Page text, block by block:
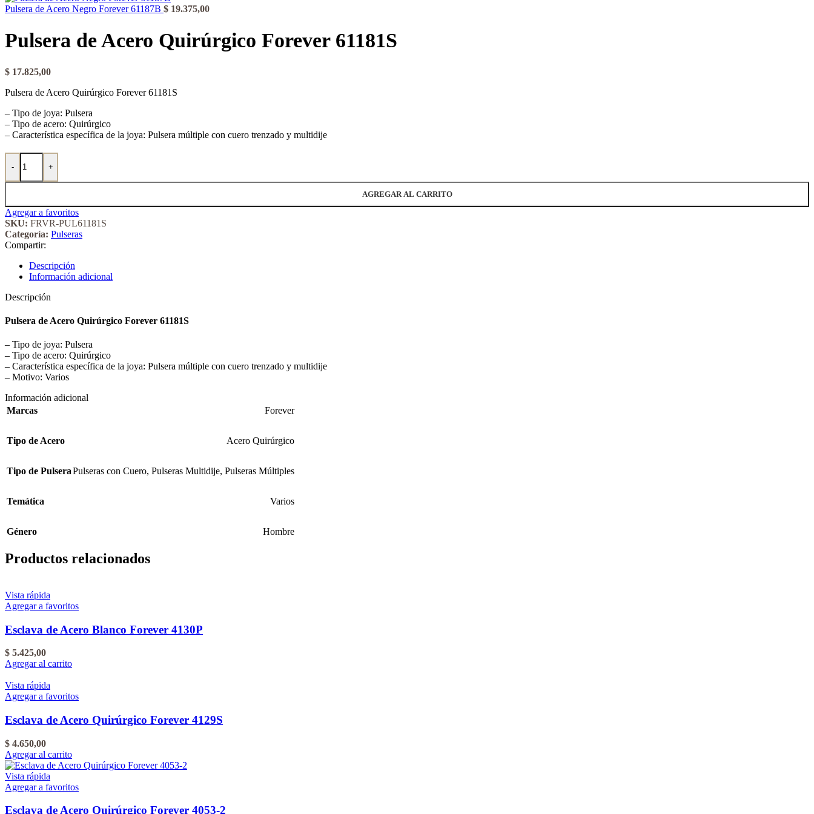
Pulsera de Acero Negro Forever 61187B $ 19.375,00
Pulsera de Acero Quirúrgico Forever 61181S
$ 17.825,00
Pulsera de Acero Quirúrgico Forever 61181S
– Tipo de joya: Pulsera
– Tipo de acero: Quirúrgico
– Característica específica de la joya: Pulsera múltiple con cuero trenzado y multidije
-
Pulsera de Acero Quirúrgico Forever 61181S cantidad
+
AGREGAR AL CARRITO
Agregar a favoritos
SKU: FRVR-PUL61181S
Categoría: Pulseras
Compartir:
Descripción
Información adicional
Descripción
Pulsera de Acero Quirúrgico Forever 61181S
– Tipo de joya: Pulsera
– Tipo de acero: Quirúrgico
– Característica específica de la joya: Pulsera múltiple con cuero trenzado y multidije
– Motivo: Varios
Información adicional
Marcas
Forever
Tipo de Acero Acero Quirúrgico
Tipo de PulseraPulseras con Cuero, Pulseras Multidije, Pulseras Múltiples
Temática Varios
Género Hombre
Productos relacionados
Vista rápida
Agregar a favoritos
Esclava de Acero Blanco Forever 4130P
$ 5.425,00
Agregar al carrito
Vista rápida
Agregar a favoritos
Esclava de Acero Quirúrgico Forever 4129S
$ 4.650,00
Agregar al carrito
Vista rápida
Agregar a favoritos
Esclava de Acero Quirúrgico Forever 4053-2